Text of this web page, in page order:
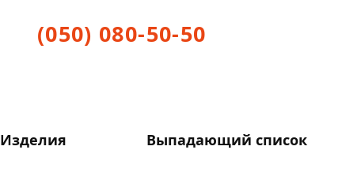
(050) 080-50-50
Изделия Выпадающий список